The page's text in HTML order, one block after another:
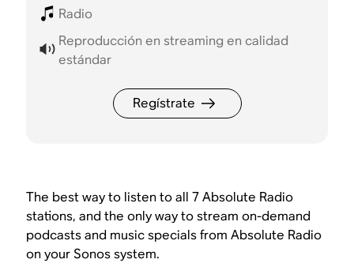
Radio
Reproducción en streaming en calidad
estándar
Regístrate
The best way to listen to all 7 Absolute Radio
stations, and the only way to stream on-demand
podcasts and music specials from Absolute Radio
on your Sonos system.